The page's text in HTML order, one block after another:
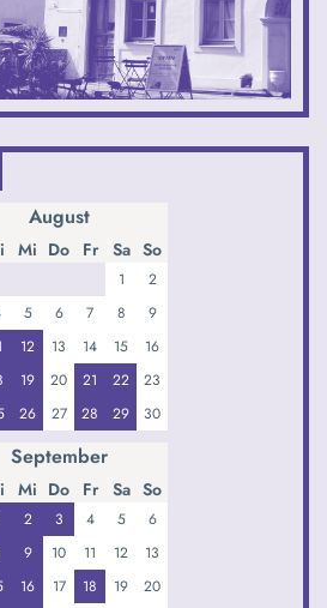
August
Mi Do Fr Sa So
1
2
5 6 7 8
9
12 13 14 15
16
19 20 21 22
23
26 27 28 29
30
September
Mi Do Fr Sa So
2 3 4 5
6
9 10 11 12
13
16 17 18 19
20